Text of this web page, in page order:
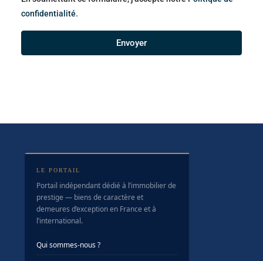
confidentialité.
Envoyer
LE PORTAIL
Portail indépendant dédié à l’immobilier de
prestige — biens de caractère et
demeures d’exception en France et à
l’international.
Qui sommes-nous ?